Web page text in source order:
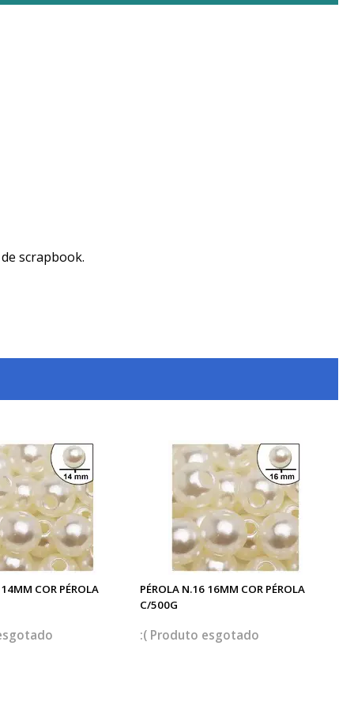
scrapbook.
COR PÉROLA
PÉROLA N.16 16MM COR PÉROLA
C/500G
esgotado